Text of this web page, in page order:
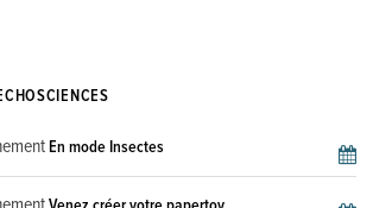
En mode Insectes